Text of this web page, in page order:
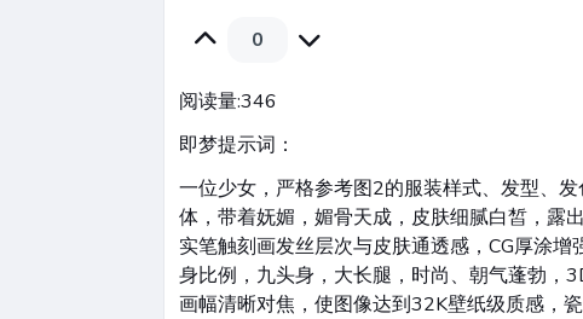
0
阅读量:346
即梦提示词：
一位少女，严格参考图2的服装样式、发型、
体，带着妩媚，媚骨天成，皮肤细腻白皙，露
实笔触刻画发丝层次与皮肤通透感，CG厚涂
身比例，九头身，大长腿，时尚、朝气蓬勃，
画幅清晰对焦，使图像达到32K壁纸级质感，